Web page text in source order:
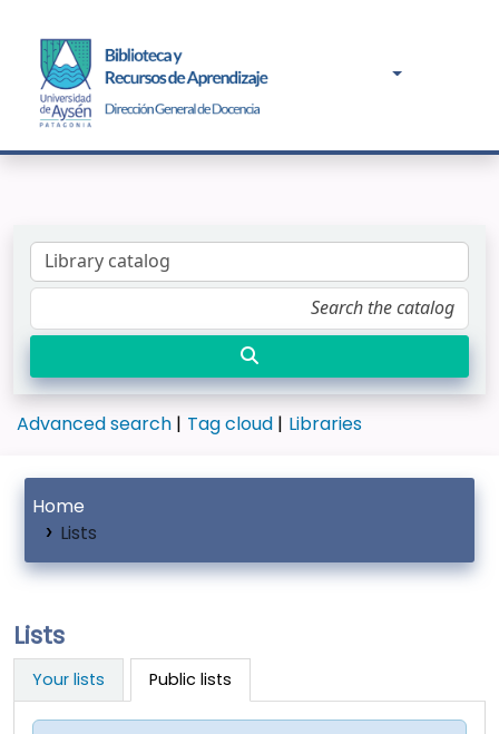
Advanced search Tag cloud Libraries
Home
Lists
Lists
Your lists Public lists